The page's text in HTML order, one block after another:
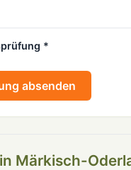
*
absenden
Märkisch-